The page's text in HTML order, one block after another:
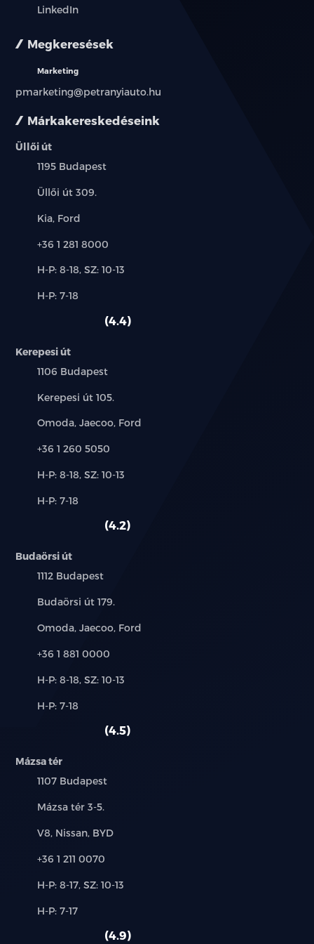
Márkakereskedéseink
Üllői út
Település:
1195 Budapest
Cím:
Üllői út 309.
Márkák:
Kia, Ford
Telefon:
+36 1 281 8000
Új-
használt
H-P: 8-18, SZ: 10-13
Alkatrész,
H-P: 7-18
4.4
Kerepesi út
Település:
1106 Budapest
Cím:
Kerepesi út 105.
Márkák:
Omoda, Jaecoo, Ford
Telefon:
+36 1 260 5050
Új-
használt
H-P: 8-18, SZ: 10-13
Alkatrész,
H-P: 7-18
4.2
Budaörsi út
Település:
1112 Budapest
Cím:
Budaörsi út 179.
Márkák:
Omoda, Jaecoo, Ford
Telefon:
+36 1 881 0000
Új-
használt
H-P: 8-18, SZ: 10-13
Alkatrész,
H-P: 7-18
4.5
Mázsa tér
Település:
1107 Budapest
Cím:
Mázsa tér 3-5.
Márkák:
V8, Nissan, BYD
Telefon:
+36 1 211 0070
Új-
használt
H-P: 8-17, SZ: 10-13
Alkatrész,
H-P: 7-17
4.9
LinkedIn
Megkeresések
Marketing
pmarketing@petranyiauto.hu